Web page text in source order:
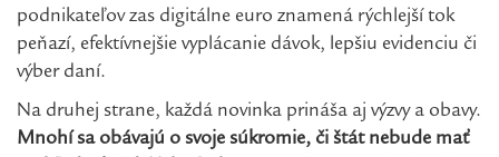
podnikateľov zas digitálne euro znamená rýchlejší tok
peňazí, efektívnejšie vyplácanie dávok, lepšiu evidenciu či
výber daní.
Na druhej strane, každá novinka prináša aj výzvy a obavy.
Mnohí sa obávajú o svoje súkromie, či štát nebude mať